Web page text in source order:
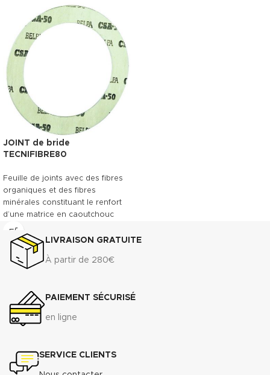
JOINT de bride
TECNIFIBRE80
Feuille de joints avec des fibres
organiques et des fibres
minérales constituant le renfort
d’une matrice en caoutchouc
NBR. Le TECNIFIBRE80 possède
ainsi une gamme étendue
d’emplois assurant une bonne
résistance.
Densité (+ 10%) :1.75 g/cm3
Compressibilité ASTM F-36 A
7% - 15%
Résistance à la traction
transversale ASTM F-152 :
LIVRAISON GRATUITE
À partir de 280€
PAIEMENT SÉCURISÉ
en ligne
SERVICE CLIENTS